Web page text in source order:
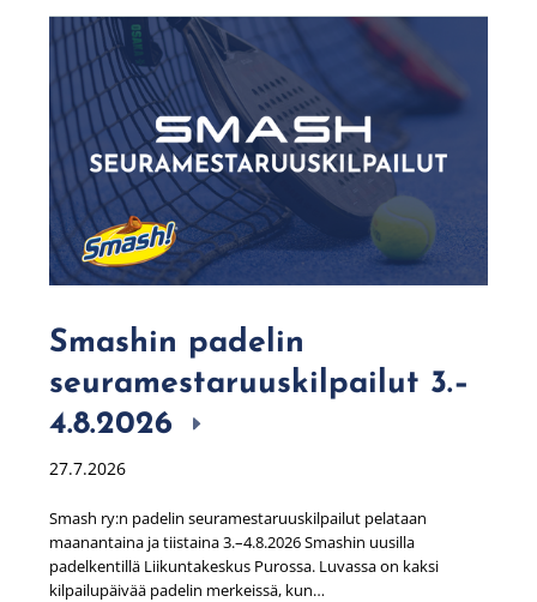
Smashin padelin
seuramestaruuskilpailut 3.–
4.8.2026
27.7.2026
Smash ry:n padelin seuramestaruuskilpailut pelataan
maanantaina ja tiistaina 3.–4.8.2026 Smashin uusilla
padelkentillä Liikuntakeskus Purossa. Luvassa on kaksi
kilpailupäivää padelin merkeissä, kun…